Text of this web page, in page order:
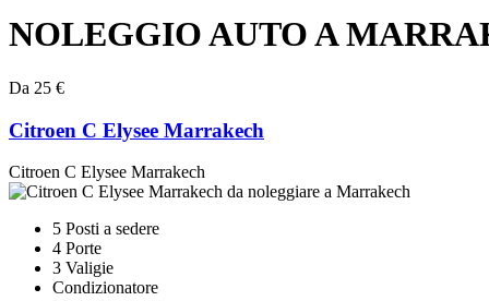
NOLEGGIO AUTO A
Da 25 €
Citroen C Elysee Marrakech
Citroen C Elysee Marrakech
5 Posti a sedere
4 Porte
3 Valigie
Condizionatore